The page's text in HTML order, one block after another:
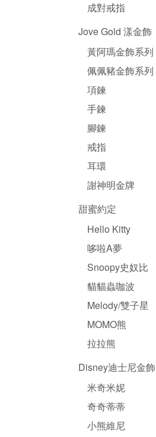
成對戒指
Jove Gold 漾金飾
黃阿瑪金飾系列
佩佩豬金飾系列
項鍊
手鍊
腳鍊
戒指
耳環
謝神明金牌
甜蜜約定
Hello Kitty
哆啦A夢
Snoopy史奴比
貓貓蟲咖波
Melody/雙子星
MOMO熊
拉拉熊
Disney迪士尼金飾
米奇米妮
奇奇蒂蒂
小熊維尼